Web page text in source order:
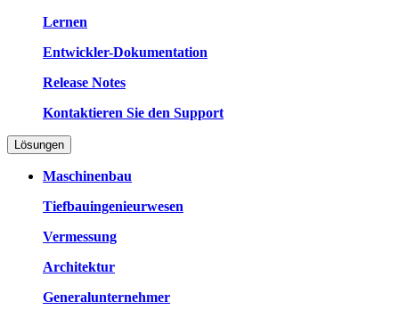
Lernen
Entwickler-Dokumentation
Release Notes
Kontaktieren Sie den Support
Lösungen
Maschinenbau
Tiefbauingenieurwesen
Vermessung
Architektur
Generalunternehmer